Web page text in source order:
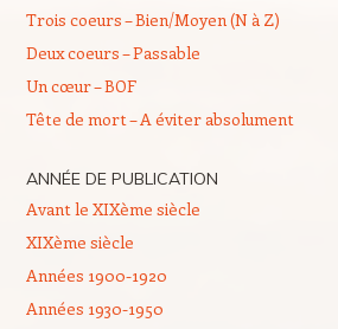
Trois coeurs – Bien/Moyen (N à Z)
Deux coeurs – Passable
Un cœur – BOF
Tête de mort – A éviter absolument
ANNÉE DE PUBLICATION
Avant le XIXème siècle
XIXème siècle
Années 1900-1920
Années 1930-1950